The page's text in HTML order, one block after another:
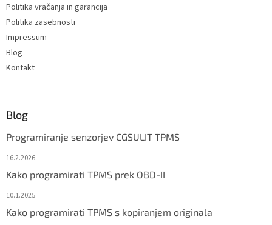
Politika vračanja in garancija
Politika zasebnosti
Impressum
Blog
Kontakt
Blog
Programiranje senzorjev CGSULIT TPMS
16.2.2026
Kako programirati TPMS prek OBD-II
10.1.2025
Kako programirati TPMS s kopiranjem originala